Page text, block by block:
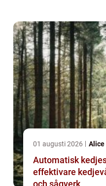
01 augusti 2026 Alice
Automatisk
effektivare
och sågverk